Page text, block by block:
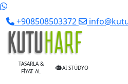
+908508503372
TASARLA &
FİYAT AL
AI STÜDYO